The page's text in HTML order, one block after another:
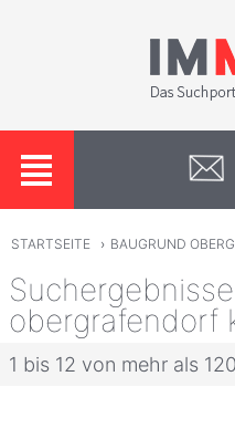
STARTSEITE › BAUGRUND
obergrafendorf
1 bis 12 von mehr als 120